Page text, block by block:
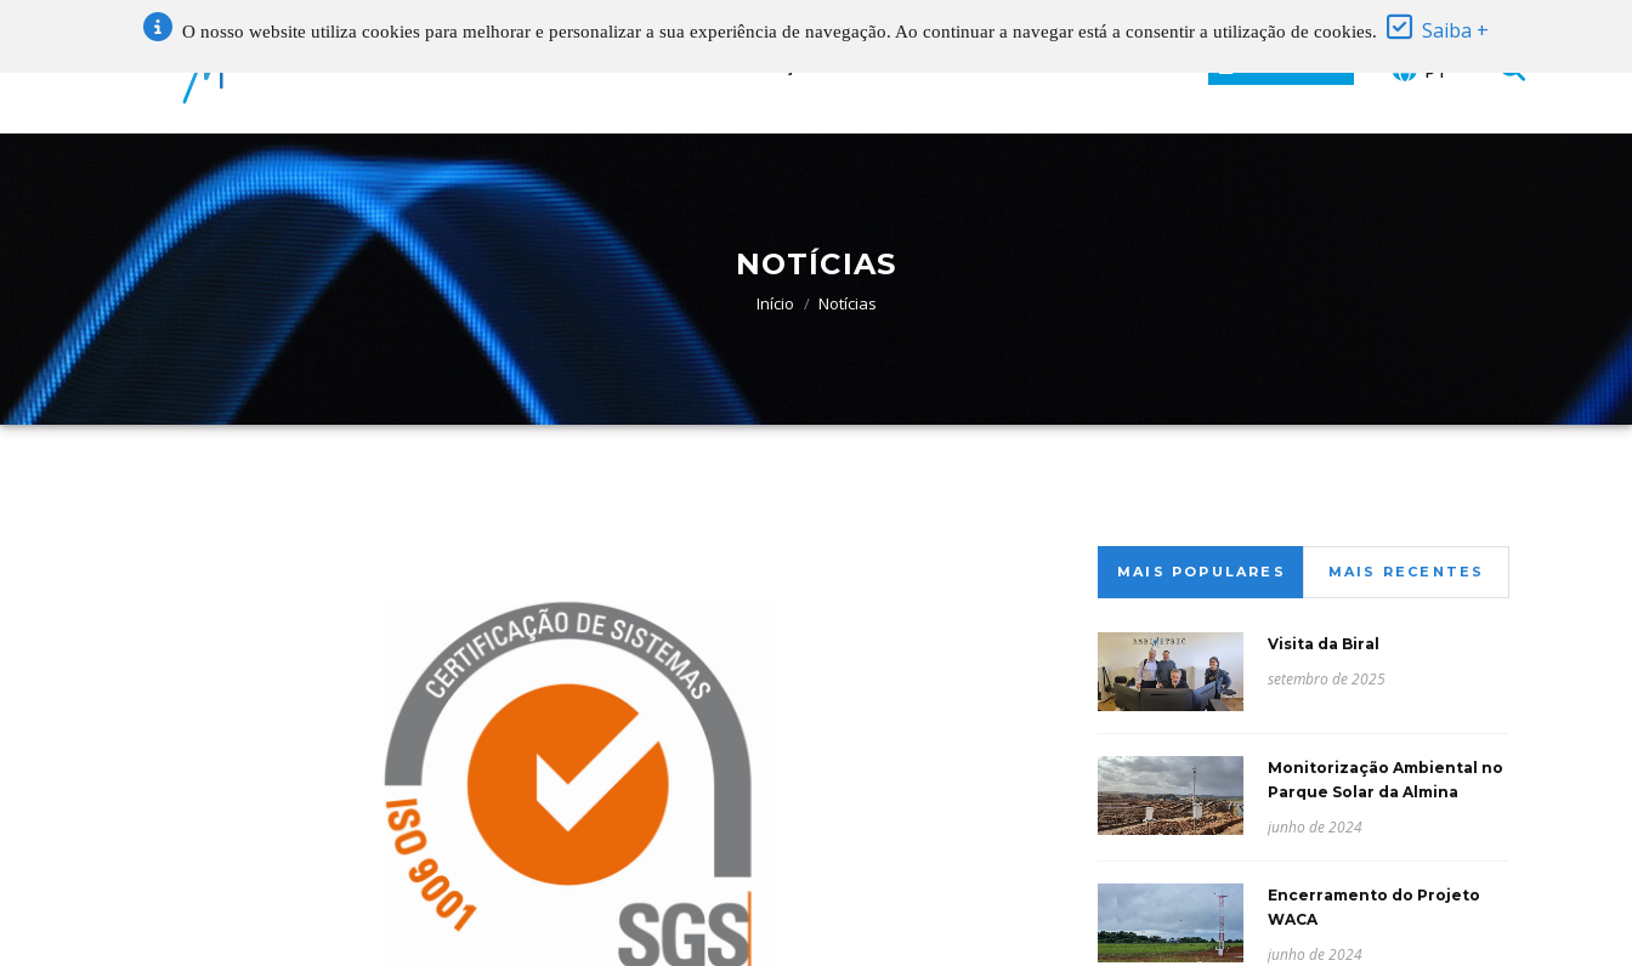
O nosso website utiliza cookies para melhorar e personalizar a sua experiência de navegação. Ao continuar a navegar está a consentir a utilização de cookies. Saiba +
PT
NOTÍCIAS
Início Notícias
MAIS POPULARES MAIS RECENTES
Visita da Biral
setembro de 2025
Monitorização Ambiental no
Parque Solar da Almina
junho de 2024
Encerramento do Projeto
WACA
junho de 2024